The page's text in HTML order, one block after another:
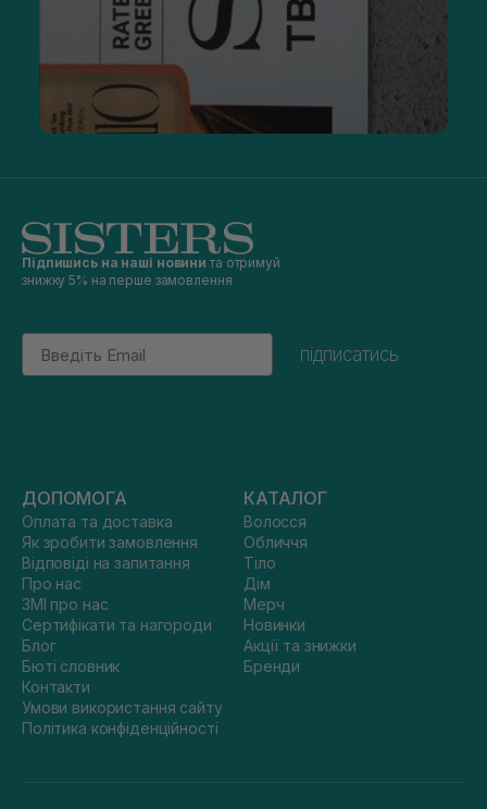
Підпишись на наші новини та отримуй
знижку 5% на перше замовлення
Email
підписатись
ДОПОМОГА
Оплата та доставка
Як зробити замовлення
Відповіді на запитання
Про нас
ЗМІ про нас
Сертифікати та нагороди
Блог
Бюті словник
Контакти
Умови використання сайту
Політика конфіденційності
КАТАЛОГ
Волосся
Обличчя
Тіло
Дім
Мерч
Новинки
Акції та знижки
Бренди